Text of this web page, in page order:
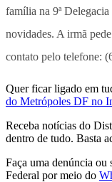
família na 9ª
novidades. A irmã
contato pelo telefone:
Quer ficar ligado em
do Metrópoles DF no
Receba notícias do
dentro de tudo. Basta
Faça uma denúncia
Federal por meio do